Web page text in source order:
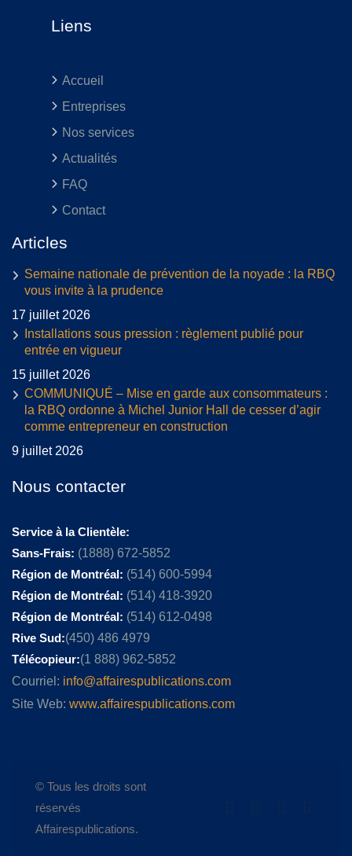
Liens
Accueil
Entreprises
Nos services
Actualités
FAQ
Contact
Articles
Semaine nationale de prévention de la noyade : la RBQ
vous invite à la prudence
17 juillet 2026
Installations sous pression : règlement publié pour
entrée en vigueur
15 juillet 2026
COMMUNIQUÉ – Mise en garde aux consommateurs :
la RBQ ordonne à Michel Junior Hall de cesser d’agir
comme entrepreneur en construction
9 juillet 2026
Nous contacter
Service à la Clientèle:
Sans-Frais: (1888) 672-5852
Région de Montréal: (514) 600-5994
Région de Montréal: (514) 418-3920
Région de Montréal: (514) 612-0498
Rive Sud:(450) 486 4979
Télécopieur:(1 888) 962-5852
Courriel: info@affairespublications.com
Site Web: www.affairespublications.com
© Tous les droits sont
réservés
Affairespublications.